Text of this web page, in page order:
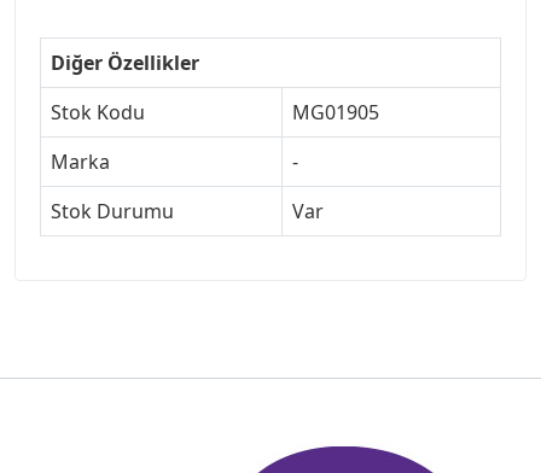
Diğer Özellikler
Stok Kodu
MG01905
Marka
-
Stok Durumu
Var